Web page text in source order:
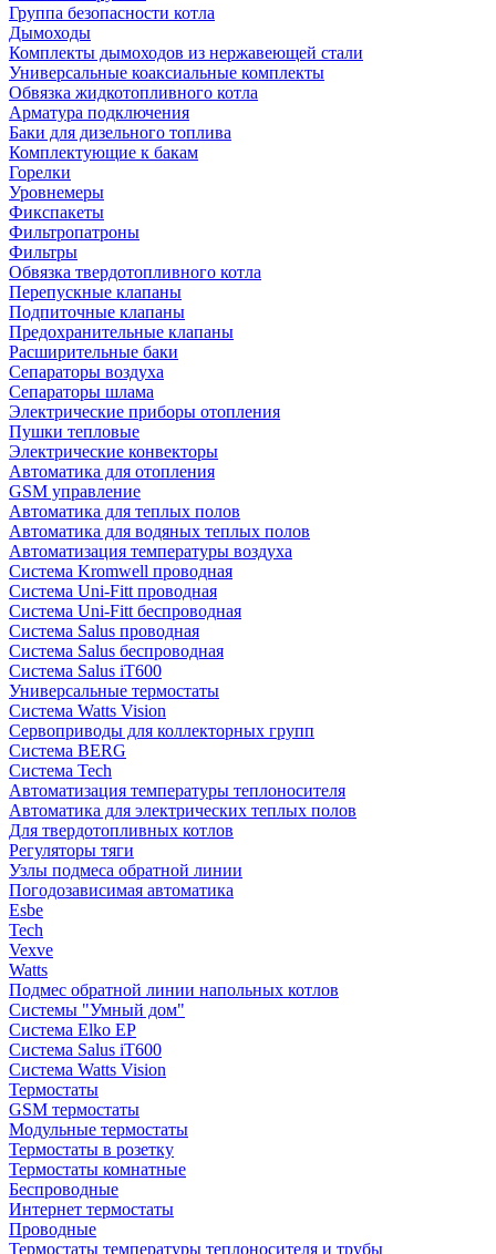
Группа безопасности котла
Дымоходы
Комплекты дымоходов из нержавеющей стали
Универсальные коаксиальные комплекты
Обвязка жидкотопливного котла
Арматура подключения
Баки для дизельного топлива
Комплектующие к бакам
Горелки
Уровнемеры
Фикспакеты
Фильтропатроны
Фильтры
Обвязка твердотопливного котла
Перепускные клапаны
Подпиточные клапаны
Предохранительные клапаны
Расширительные баки
Сепараторы воздуха
Сепараторы шлама
Электрические приборы отопления
Пушки тепловые
Электрические конвекторы
Автоматика для отопления
GSM управление
Автоматика для теплых полов
Автоматика для водяных теплых полов
Автоматизация температуры воздуха
Система Kromwell проводная
Система Uni-Fitt проводная
Система Uni-Fitt беспроводная
Система Salus проводная
Система Salus беспроводная
Система Salus iT600
Универсальные термостаты
Система Watts Vision
Сервоприводы для коллекторных групп
Система BERG
Система Tech
Автоматизация температуры теплоносителя
Автоматика для электрических теплых полов
Для твердотопливных котлов
Регуляторы тяги
Узлы подмеса обратной линии
Погодозависимая автоматика
Esbe
Tech
Vexve
Watts
Подмес обратной линии напольных котлов
Системы "Умный дом"
Система Elko EP
Система Salus iT600
Система Watts Vision
Термостаты
GSM термостаты
Модульные термостаты
Термостаты в розетку
Термостаты комнатные
Беспроводные
Интернет термостаты
Проводные
Термостаты температуры теплоносителя и трубы